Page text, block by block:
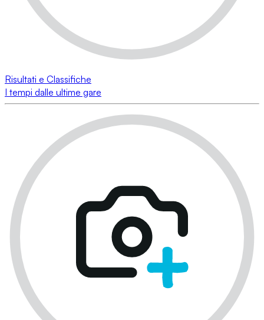
Risultati e Classifiche
I tempi dalle ultime gare